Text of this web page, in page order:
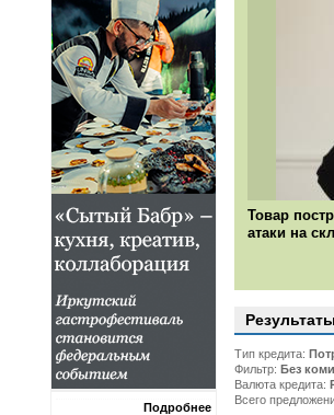
Подробнее
Товар
атаки на
Тип кредита:
Фильтр: Без
Валюта кредита:
Всего